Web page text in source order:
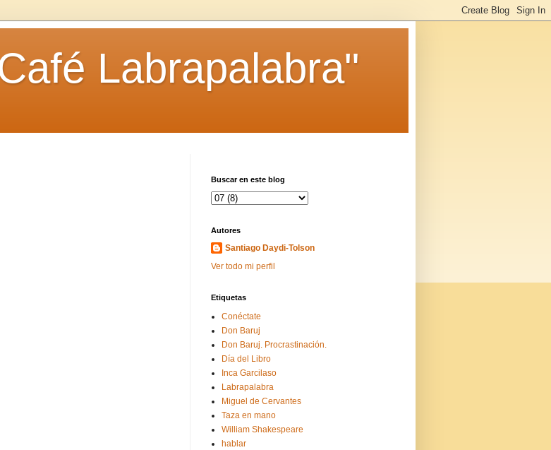
Labrapalabra"
Buscar en este blog
Autores
Santiago Daydi-Tolson
Ver todo mi perfil
Etiquetas
Conéctate
Don Baruj
Don Baruj. Procrastinación.
Día del Libro
Inca Garcilaso
Labrapalabra
Miguel de Cervantes
Taza en mano
William Shakespeare
hablar